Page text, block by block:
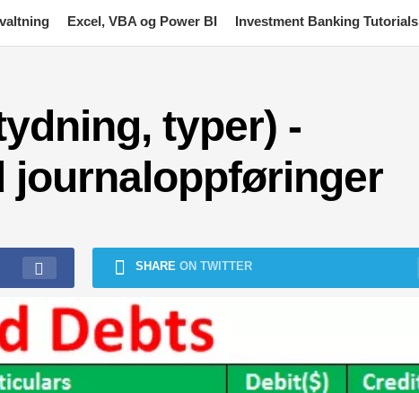
Excel, VBA og Power BI Investment Banking Tutorials
typer) -
journaloppføringer
SHARE ON TWITTER